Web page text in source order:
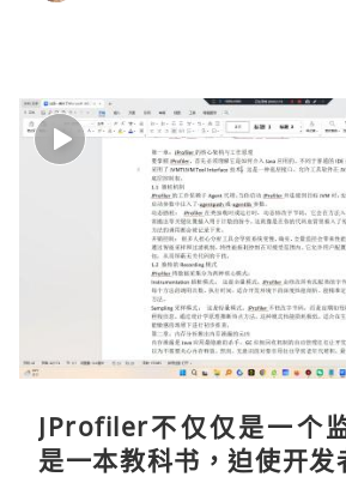
JProfiler不仅仅是一个
是一本教科书，迫使开发